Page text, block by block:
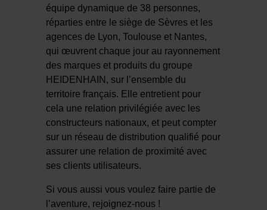
équipe dynamique de 38 personnes,
réparties entre le siège de Sèvres et les
agences de Lyon, Toulouse et Nantes,
qui œuvrent chaque jour au rayonnement
des marques et produits du groupe
HEIDENHAIN, sur l’ensemble du
territoire français. Elle entretient pour
cela une relation privilégiée avec les
constructeurs nationaux, et peut compter
sur un réseau de distribution qualifié pour
assurer une relation de proximité avec
ses clients utilisateurs.
Si vous aussi vous voulez faire partie de
l’aventure, rejoignez-nous !